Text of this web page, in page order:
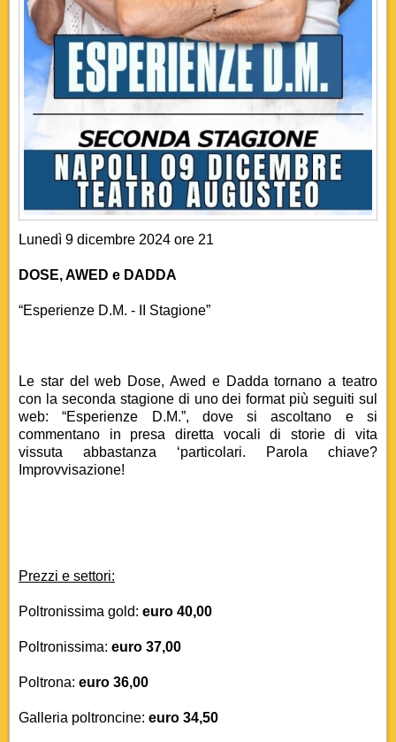
Lunedì 9 dicembre 2024 ore 21
DOSE, AWED e DADDA
“Esperienze D.M. - II Stagione”
Le star del web Dose, Awed e Dadda tornano a teatro
con la seconda stagione di uno dei format più seguiti sul
web: “Esperienze D.M.”, dove si ascoltano e si
commentano in presa diretta vocali di storie di vita
vissuta abbastanza ‘particolari. Parola chiave?
Improvvisazione!
Prezzi e settori:
Poltronissima gold: euro 40,00
Poltronissima: euro 37,00
Poltrona: euro 36,00
Galleria poltroncine: euro 34,50